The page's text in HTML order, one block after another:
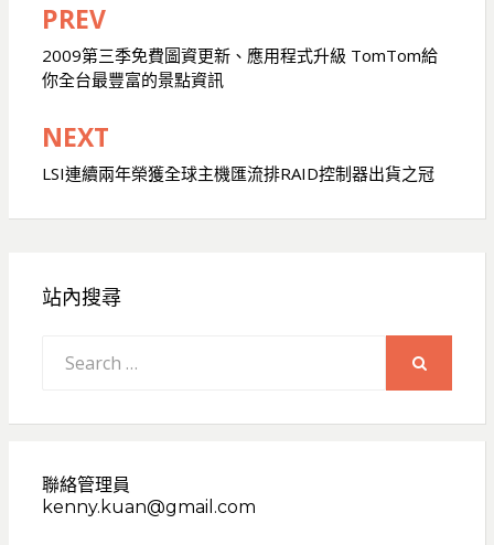
文
章
導
覽
PREV
2009第三季免費圖資更新、應用程式升級 TomTom給
你全台最豐富的景點資訊
NEXT
LSI連續兩年榮獲全球主機匯流排RAID控制器出貨之冠
站內搜尋
for:
聯絡管理員
kenny.kuan@gmail.com